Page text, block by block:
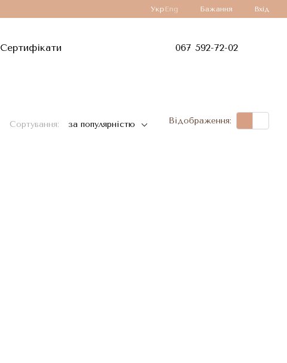
Укр Eng Бажання Вхід
Сертифікати 067 592-72-02
Сортування: за популярністю Відображення: